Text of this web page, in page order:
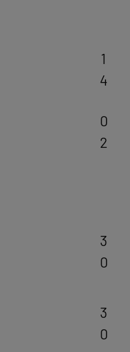
1
4
0
2
3
0
3
0